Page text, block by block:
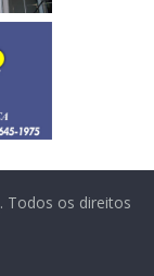
. Todos os direitos